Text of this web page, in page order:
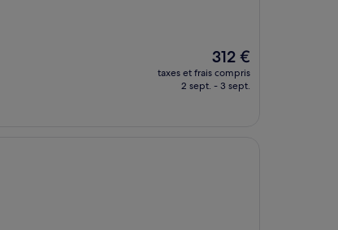
Le
nouveau
prix
312 €
taxes et frais compris
2 sept. - 3 sept.